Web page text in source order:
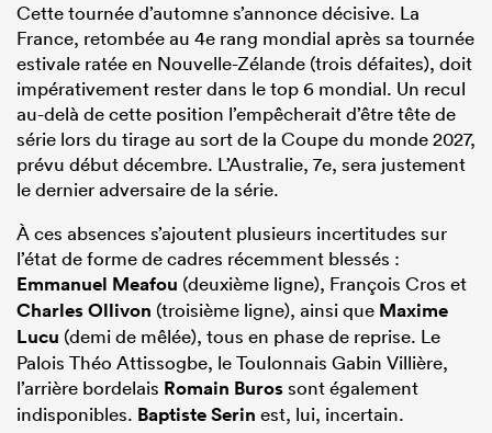
Cette tournée d’automne s’annonce décisive. La
France, retombée au 4e rang mondial après sa tournée
estivale ratée en Nouvelle-Zélande (trois défaites), doit
impérativement rester dans le top 6 mondial. Un recul
au-delà de cette position l’empêcherait d’être tête de
série lors du tirage au sort de la Coupe du monde 2027,
prévu début décembre. L’Australie, 7e, sera justement
le dernier adversaire de la série.
À ces absences s’ajoutent plusieurs incertitudes sur
l’état de forme de cadres récemment blessés :
Emmanuel Meafou (deuxième ligne), François Cros et
Charles Ollivon (troisième ligne), ainsi que Maxime
Lucu (demi de mêlée), tous en phase de reprise. Le
Palois Théo Attissogbe, le Toulonnais Gabin Villière,
l’arrière bordelais Romain Burossont également
indisponibles. Baptiste Serin est, lui, incertain.